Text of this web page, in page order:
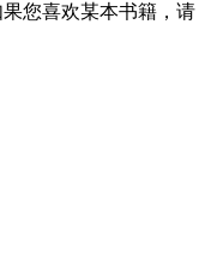
您喜欢某本书籍，请